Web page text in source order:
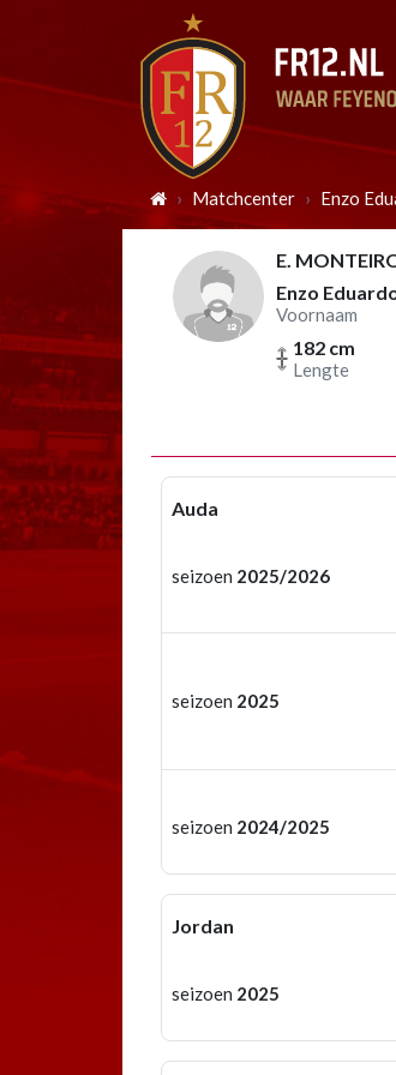
Matchcenter Enzo
E.
Enzo
Voornaam
182 cm
Lengte
Auda
seizoen 2025/2026
seizoen 2025
seizoen 2024/2025
Jordan
seizoen 2025